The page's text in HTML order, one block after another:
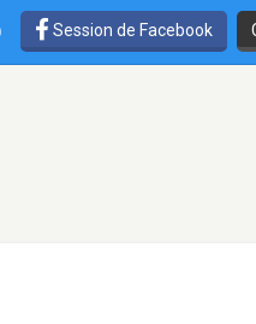
Session de Facebook